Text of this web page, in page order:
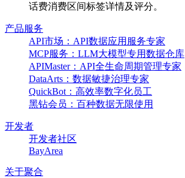
话费消费区间标签详情及评分。
产品服务
API市场：API数据应用服务专家
MCP服务：LLM大模型专用数据仓库
APIMaster：API全生命周期管理专家
DataArts：数据敏捷治理专家
QuickBot：高效率数字化员工
黑钻会员：百种数据无限使用
开发者
开发者社区
BayArea
关于聚合